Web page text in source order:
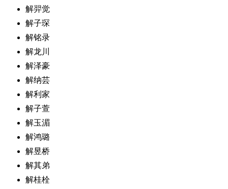
解羿觉
解子琛
解铭录
解龙川
解泽豪
解纳芸
解利家
解子萱
解玉湄
解鸿璐
解昱桥
解其弟
解桂栓